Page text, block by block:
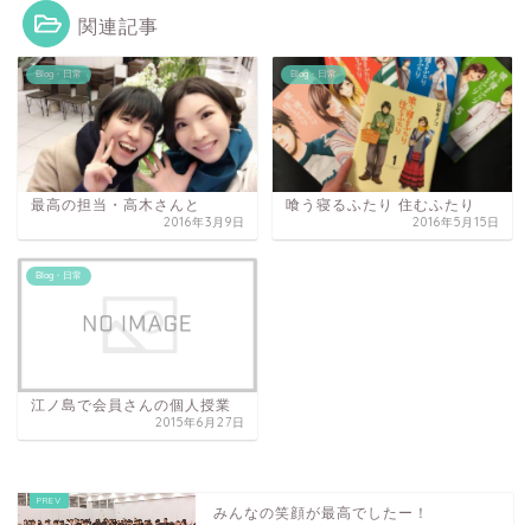
関連記事
Blog・日常
最高の担当・高木さんと
2016年3月9日
Blog・日常
喰う寝るふたり 住むふたり
2016年5月15日
Blog・日常
江ノ島で会員さんの個人授業
2015年6月27日
みんなの笑顔が最高でしたー！